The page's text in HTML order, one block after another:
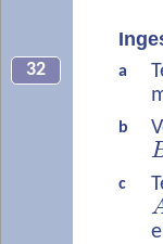
32 a
b
c